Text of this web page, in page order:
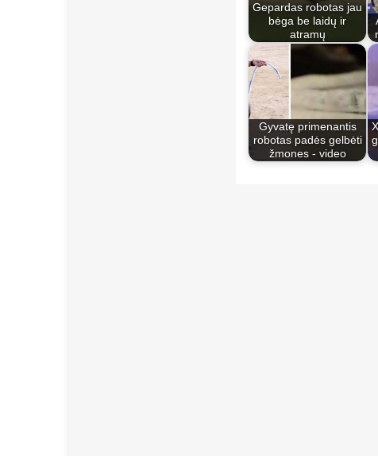
Gepardas robotas jau
bėga be laidų ir
atramų
Gyvatę primenantis
robotas padės gelbėti
žmones - video